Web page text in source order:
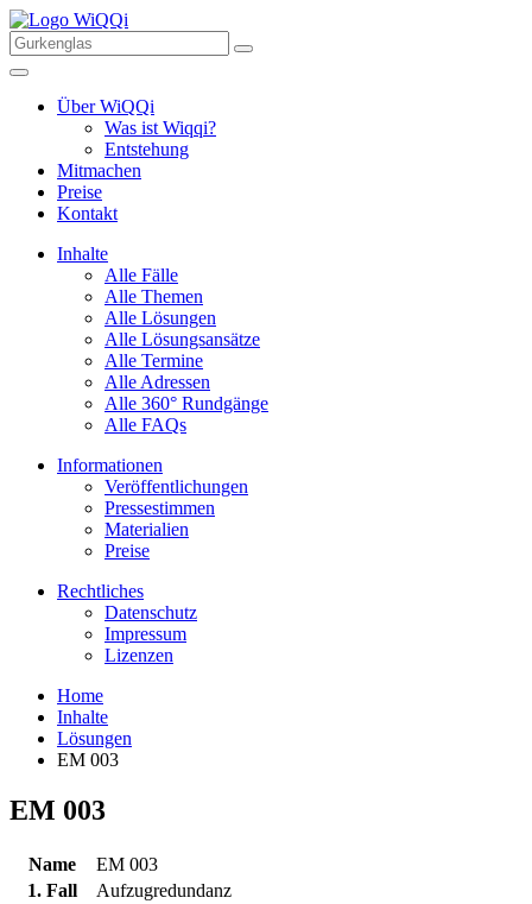
Über WiQQi
Was ist Wiqqi?
Entstehung
Mitmachen
Preise
Kontakt
Inhalte
Alle Fälle
Alle Themen
Alle Lösungen
Alle Lösungsansätze
Alle Termine
Alle Adressen
Alle 360° Rundgänge
Alle FAQs
Informationen
Veröffentlichungen
Pressestimmen
Materialien
Preise
Rechtliches
Datenschutz
Impressum
Lizenzen
Home
Inhalte
Lösungen
EM 003
EM 003
Name
EM 003
1. Fall
Aufzugredundanz